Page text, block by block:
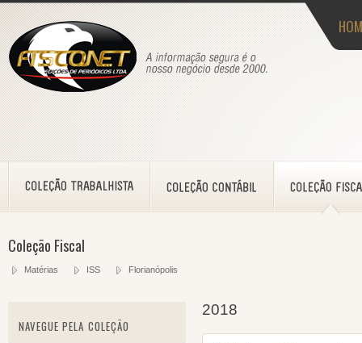
Coleção Fiscal
Matérias ISS Florianópolis
NAVEGUE PELA COLEÇÃO
2018